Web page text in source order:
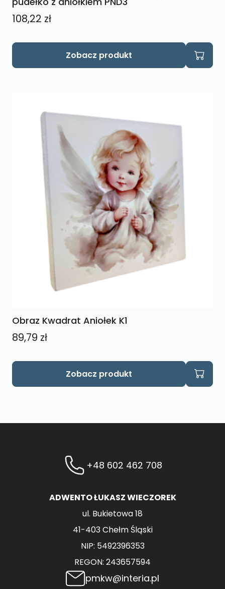
108,22 zł
Zobacz produkt
Obraz Kwadrat Aniołek K1
89,79 zł
Zobacz produkt
+48 602 462 708
ADWENTO ŁUKASZ WIECZOREK
ul. Bukietowa 18
41-403 Chełm Śląski
NIP: 5492396353
REGON: 243657594
pmkw@interia.pl